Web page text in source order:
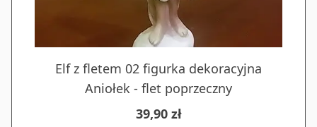
Elf z fletem 02 figurka dekoracyjna
Aniołek - flet poprzeczny
39,90 zł